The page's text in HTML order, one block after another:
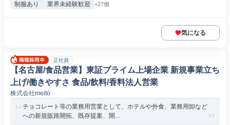
制服あり 業界未経験歓迎 +27個
気になる
正社員
【名古屋/食品営業】東証プライム上場企業 新規事業立ち
上げ/働きやすさ 食品/飲料/香料法人営業
株式会社meito
チョコレート等の業務用営業として、ホテルや外食、業務用卸など
への新規販路開拓、既存提案、開...